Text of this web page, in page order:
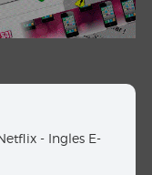
- Ingles E-